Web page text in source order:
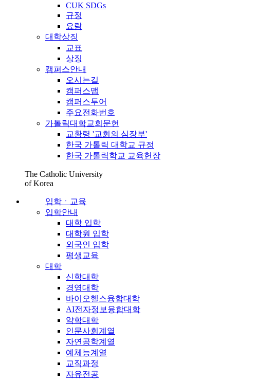
CUK SDGs
규정
요람
대학상징
교표
상징
캠퍼스안내
오시는길
캠퍼스맵
캠퍼스투어
주요전화번호
가톨릭대학교회문헌
교황령 '교회의 심장부'
한국 가톨릭 대학교 규정
한국 가톨릭학교 교육헌장
The Catholic University
of Korea
입학ㆍ교육
입학안내
대학 입학
대학원 입학
외국인 입학
평생교육
대학
신학대학
경영대학
바이오헬스융합대학
AI전자정보융합대학
약학대학
인문사회계열
자연공학계열
예체능계열
교직과정
자유전공